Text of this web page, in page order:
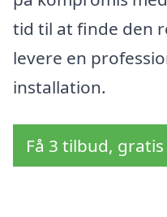
tid til at finde den
levere en
installation.
Få 3 tilbud,